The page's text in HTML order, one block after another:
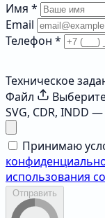
Имя *
Email
Телефон *
Техническое
Файл
SVG, CDR, INDD
Принимаю
использования
Отправить